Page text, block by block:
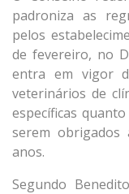
padroniza as
pelos
de fevereiro, no
entra em vigor
veterinários de
específicas
serem
anos.
Segundo